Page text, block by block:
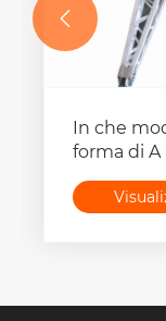
In che
forma di
